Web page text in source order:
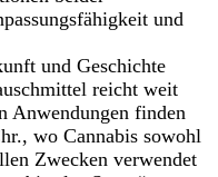
und
und Geschichte
reicht weit
Anwendungen finden
wo Cannabis sowohl
Zwecken verwendet